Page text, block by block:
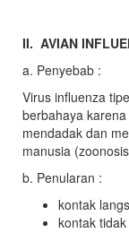
II. AVIAN
a. Penyebab :
Virus influenza
berbahaya
mendadak dan
manusia
b. Penularan :
kontak
kontak